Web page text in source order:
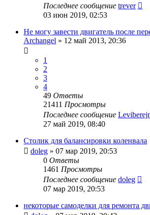
Последнее сообщение trever
03 июн 2019, 02:53
Не могу завести двигатель после
Archangel » 12 май 2013, 20:36
1
2
3
4
49 Ответы
21411 Просмотры
Последнее сообщение
27 май 2019, 08:40
Столик для балансировки коленвала
doleg » 07 мар 2019, 20:53
0 Ответы
1461 Просмотры
Последнее сообщение doleg
07 мар 2019, 20:53
некоторые самоделки для ремонта